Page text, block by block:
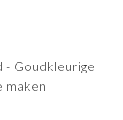
- Goudkleurige
maken